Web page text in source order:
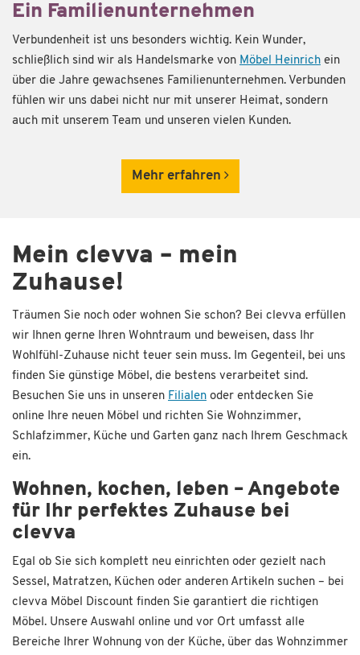
Ein Familien­unternehmen
Verbundenheit ist uns besonders wichtig. Kein Wunder,
schließlich sind wir als Handelsmarke von Möbel Heinrich ein
über die Jahre gewachsenes Familienunternehmen. Verbunden
fühlen wir uns dabei nicht nur mit unserer Heimat, sondern
auch mit unserem Team und unseren vielen Kunden.
Mehr erfahren
Mein clevva – mein
Zuhause!
Träumen Sie noch oder wohnen Sie schon? Bei clevva erfüllen
wir Ihnen gerne Ihren Wohntraum und beweisen, dass Ihr
Wohlfühl-Zuhause nicht teuer sein muss. Im Gegenteil, bei uns
finden Sie günstige Möbel, die bestens verarbeitet sind.
Besuchen Sie uns in unseren Filialen oder entdecken Sie
online Ihre neuen Möbel und richten Sie Wohnzimmer,
Schlafzimmer, Küche und Garten ganz nach Ihrem Geschmack
ein.
Wohnen, kochen, leben – Angebote
für Ihr perfektes Zuhause bei
clevva
Egal ob Sie sich komplett neu einrichten oder gezielt nach
Sessel, Matratzen, Küchen oder anderen Artikeln suchen – bei
clevva Möbel Discount finden Sie garantiert die richtigen
Möbel. Unsere Auswahl online und vor Ort umfasst alle
Bereiche Ihrer Wohnung von der Küche, über das Wohnzimmer